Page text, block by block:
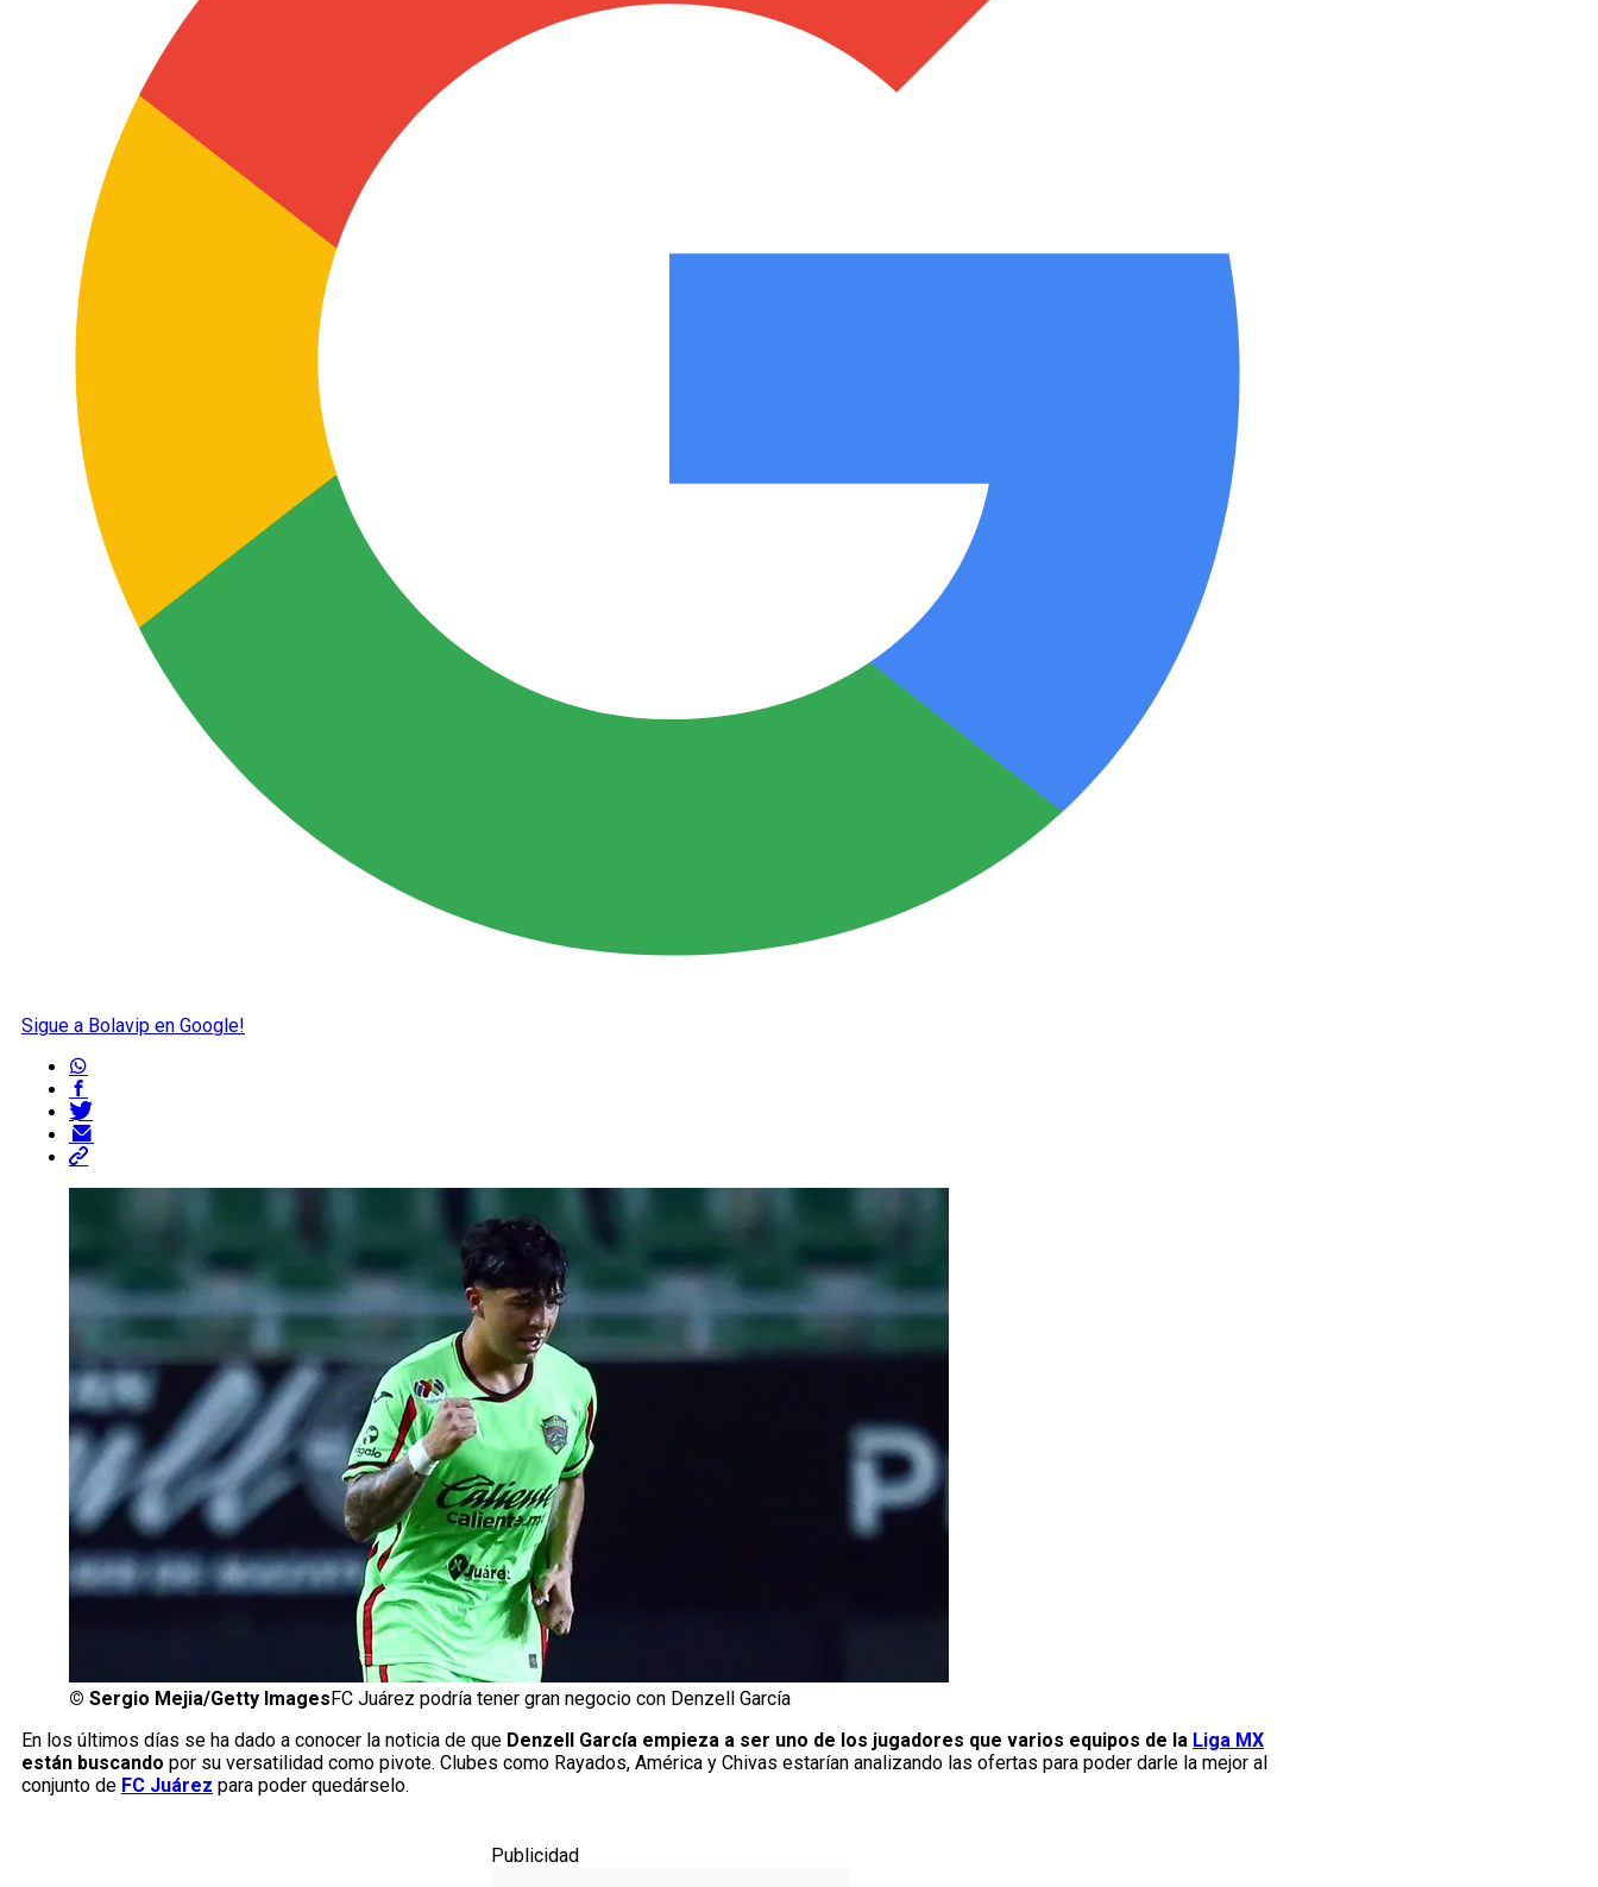
Sigue a Bolavip en Google!
© Sergio Mejia/Getty Images FC Juárez podría tener gran negocio con Denzell García
En los últimos días se ha dado a conocer la noticia de que Denzell García empieza a ser uno de los jugadores que varios equipos de la Liga MX
están buscando por su versatilidad como pivote. Clubes como Rayados, América y Chivas estarían analizando las ofertas para poder darle la mejor al
conjunto de FC Juárez para poder quedárselo.
Publicidad